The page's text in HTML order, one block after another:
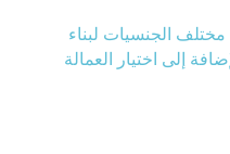
مختلف الجنسيات لبناء
إلى اختيار العمالة